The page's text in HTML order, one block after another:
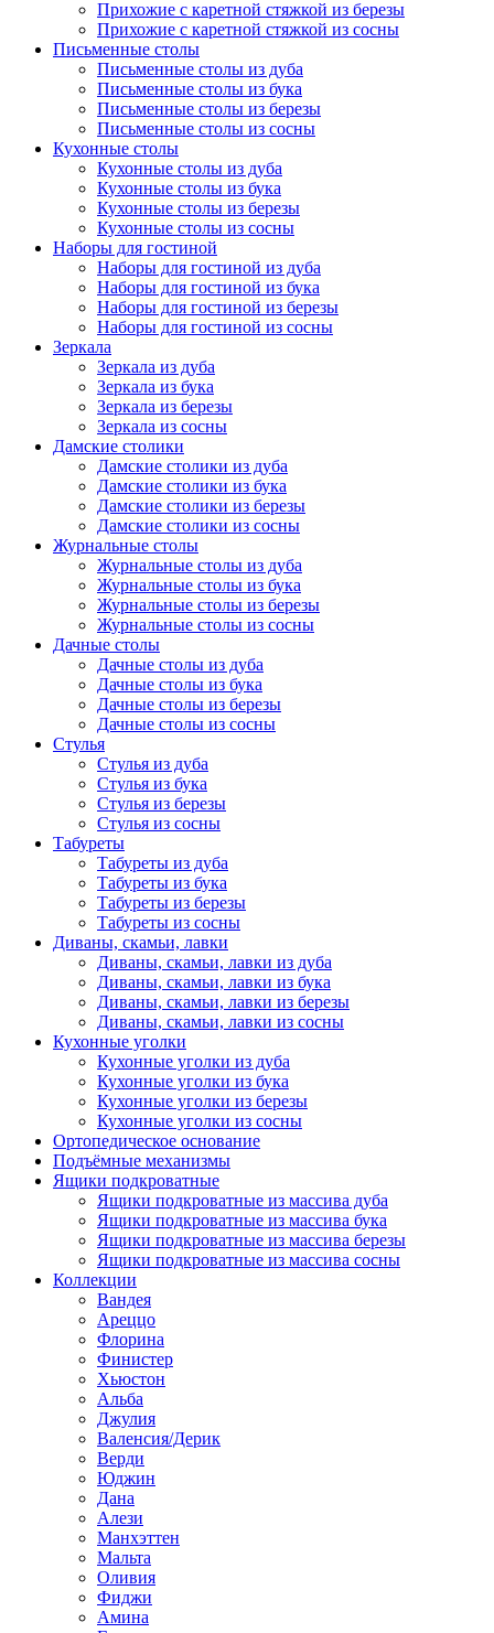
Прихожие с каретной стяжкой из березы
Прихожие с каретной стяжкой из сосны
Письменные столы
Письменные столы из дуба
Письменные столы из бука
Письменные столы из березы
Письменные столы из сосны
Кухонные столы
Кухонные столы из дуба
Кухонные столы из бука
Кухонные столы из березы
Кухонные столы из сосны
Наборы для гостиной
Наборы для гостиной из дуба
Наборы для гостиной из бука
Наборы для гостиной из березы
Наборы для гостиной из сосны
Зеркала
Зеркала из дуба
Зеркала из бука
Зеркала из березы
Зеркала из сосны
Дамские столики
Дамские столики из дуба
Дамские столики из бука
Дамские столики из березы
Дамские столики из сосны
Журнальные столы
Журнальные столы из дуба
Журнальные столы из бука
Журнальные столы из березы
Журнальные столы из сосны
Дачные столы
Дачные столы из дуба
Дачные столы из бука
Дачные столы из березы
Дачные столы из сосны
Стулья
Стулья из дуба
Стулья из бука
Стулья из березы
Стулья из сосны
Табуреты
Табуреты из дуба
Табуреты из бука
Табуреты из березы
Табуреты из сосны
Диваны, скамьи, лавки
Диваны, скамьи, лавки из дуба
Диваны, скамьи, лавки из бука
Диваны, скамьи, лавки из березы
Диваны, скамьи, лавки из сосны
Кухонные уголки
Кухонные уголки из дуба
Кухонные уголки из бука
Кухонные уголки из березы
Кухонные уголки из сосны
Ортопедическое основание
Подъёмные механизмы
Ящики подкроватные
Ящики подкроватные из массива дуба
Ящики подкроватные из массива бука
Ящики подкроватные из массива березы
Ящики подкроватные из массива сосны
Коллекции
Вандея
Ареццо
Флорина
Финистер
Хьюстон
Альба
Джулия
Валенсия/Дерик
Верди
Юджин
Дана
Алези
Манхэттен
Мальта
Оливия
Фиджи
Амина